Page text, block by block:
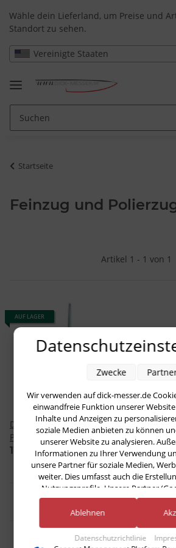
Wähle dein Lieferland, um Preise und
Standort zu sehen.
Vereinigte Staaten
Startseite
Feinzug und
Artikel 1 - 1 von 1
AUF LAGER
Dick combi, 30 cm Vierkant
Polier und Saphirstahl von
F. Dick
111,24 €*
Artikel 1 - 1 von 1
Wir verwenden auf dick-messer.de
einwandfreie Funktion unserer
Inhalte und Anzeigen zu
soziale Medien anbieten zu können
unserer Website zu analysieren.
Informationen zu Ihrer Verwendung
unsere Partner für soziale Medien,
weiter. Dies umfasst auch die
Nutzungsprofile. Unsere Partner
Products) führen diese Informationen
weiteren Daten zusammen, die Sie ihnen
im Rahmen Ihrer Nutzung der Dienste
Datenschutzrichtlinie
Zwecke
Ablehnen